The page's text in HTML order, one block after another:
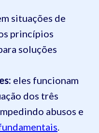
situações de
princípios
soluções
eles funcionam
dos três
abusos e